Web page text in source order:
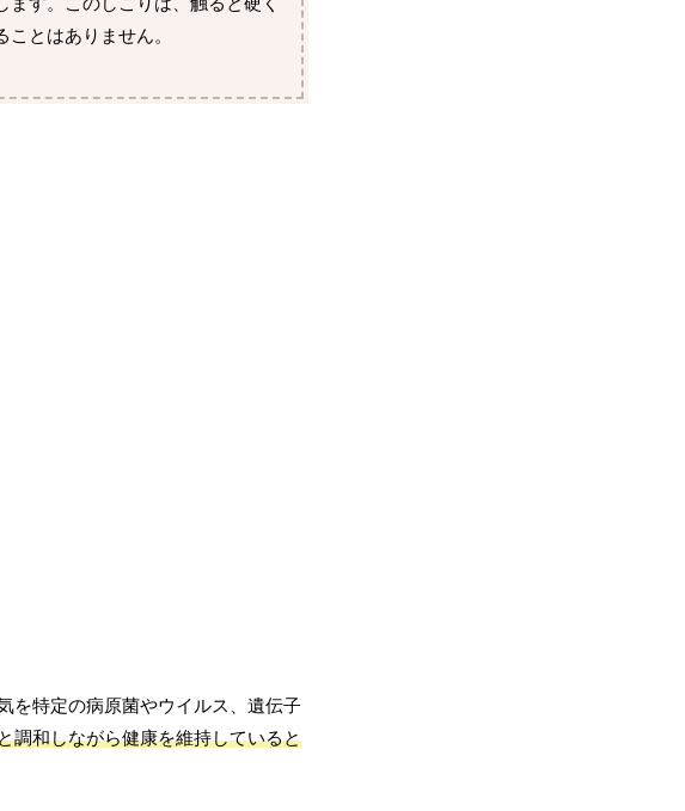
とはありません。
を特定の病原菌やウイルス、遺伝子
調和しながら健康を維持していると